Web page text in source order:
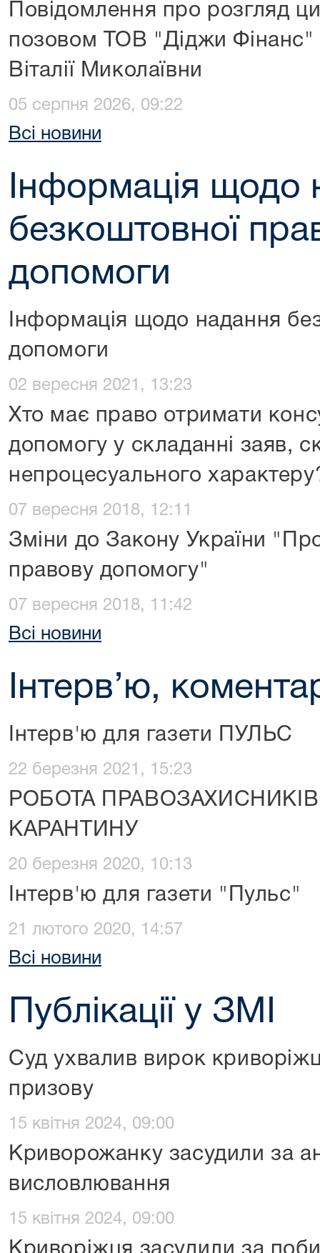
Повідомлення про розгляд
позовом ТОВ "Діджи Фінанс"
Віталії Миколаївни
05 серпня 2026, 09:22
Всі новини
Інформація щодо
безкоштовної
допомоги
Інформація щодо надання
допомоги
02 вересня 2021, 13:23
Хто має право отримати
допомогу у складанні заяв,
непроцесуального
07 вересня 2018, 12:11
Зміни до Закону України
правову допомогу"
07 вересня 2018, 11:42
Всі новини
Інтерв’ю,
Інтерв'ю для газети ПУЛЬС
22 березня 2021, 15:23
РОБОТА
КАРАНТИНУ
20 березня 2020, 10:13
Інтерв'ю для газети "Пульс"
21 лютого 2020, 14:57
Всі новини
Публікації у ЗМІ
Суд ухвалив вирок
призову
15 квітня 2024, 09:00
Криворожанку засудили за
висловлювання
15 квітня 2024, 09:00